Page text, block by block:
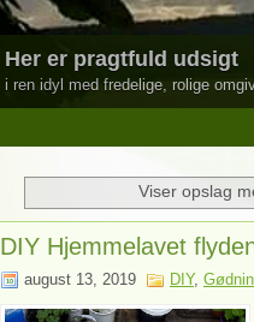
Her er pragtfuld udsigt
i ren idyl med fredelige, rolige
Viser opslag
DIY Hjemmelavet
august 13, 2019 DIY,